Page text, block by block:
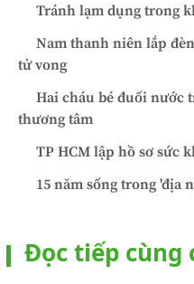
Tránh lạm dụng trong
Nam thanh niên lắp
tử vong
Hai cháu bé đuối nước
thương tâm
TP HCM lập hồ sơ sức
15 năm sống trong 'địa
Đọc tiếp cùng